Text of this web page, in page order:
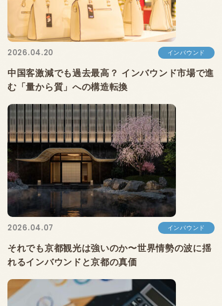
2026.04.20 インバウンド
中国客激減でも過去最高？ インバウンド市場で進
む「量から質」への構造転換
2026.04.07 インバウンド
それでも京都観光は強いのか〜世界情勢の波に揺
れるインバウンドと京都の真価